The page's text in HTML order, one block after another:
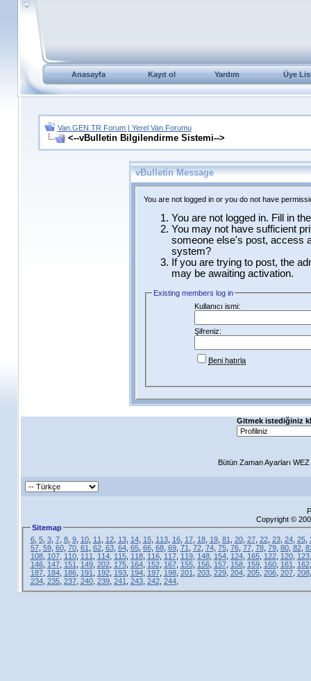
Anasayfa Kayıt ol Yardım Üye
Van.GEN.TR Forum | Yerel Van Forumu
<--vBulletin Bilgilendirme Sistemi-->
vBulletin Message
You are not logged in or you do not have
You are not logged in. Fill in
You may not have sufficient
someone else's post, access
system?
If you are trying to post, the
may be awaiting activation.
Existing members log in
Kullanıcı ismi:
Şifreniz:
Beni hatırla
Gitmek istediğiniz
Bütün Zaman Ayarları
Copyright ©
Sitemap
6, 5, 3, 7, 8, 9, 10, 11 12, 13, 14, 15, 113, 16, 17, 18, 19, 81 20, 27, 22, 23, 24, 25,
57, 59, 60, 70, 61 62, 63, 64, 65, 66, 68, 69, 71 72, 74, 75, 76, 77, 78, 79, 80, 82,
108, 107, 110, 111 114, 115, 118, 116, 117, 119, 148, 154, 124, 165, 122, 120, 123
146, 147, 151 149, 202, 175, 164, 152, 167, 155, 156, 157, 158, 159, 160, 161 162
187, 184, 186, 191 192, 193, 194, 197, 198, 201 203, 229, 204, 205, 206, 207, 208
234, 235, 237, 240, 239, 241 243, 242, 244,